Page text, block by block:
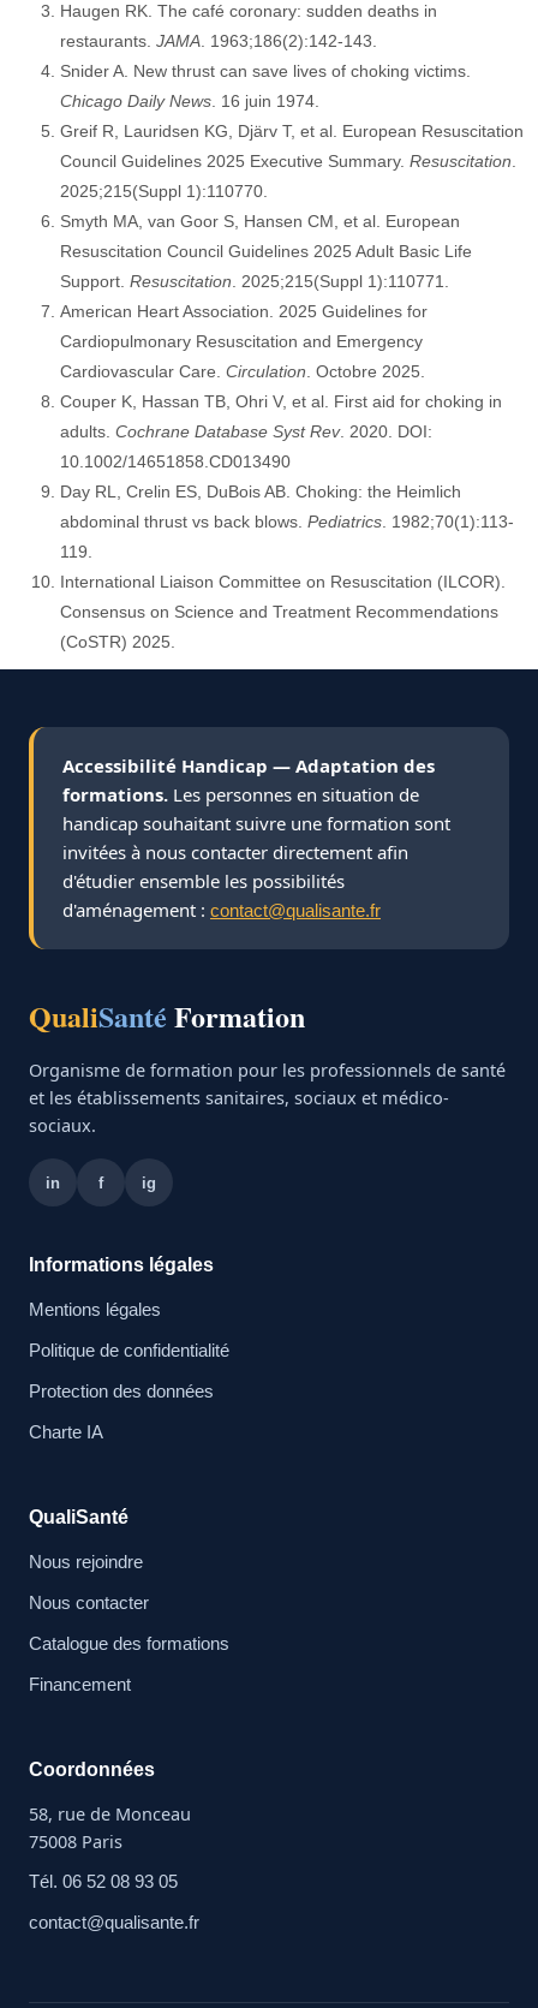
Haugen RK. The café coronary: sudden deaths in
restaurants. JAMA. 1963;186(2):142-143.
Snider A. New thrust can save lives of choking victims.
Chicago Daily News. 16 juin 1974.
Greif R, Lauridsen KG, Djärv T, et al. European Resuscitation
Council Guidelines 2025 Executive Summary. Resuscitation.
2025;215(Suppl 1):110770.
Smyth MA, van Goor S, Hansen CM, et al. European
Resuscitation Council Guidelines 2025 Adult Basic Life
Support. Resuscitation. 2025;215(Suppl 1):110771.
American Heart Association. 2025 Guidelines for
Cardiopulmonary Resuscitation and Emergency
Cardiovascular Care. Circulation. Octobre 2025.
Couper K, Hassan TB, Ohri V, et al. First aid for choking in
adults. Cochrane Database Syst Rev. 2020. DOI:
10.1002/14651858.CD013490
Day RL, Crelin ES, DuBois AB. Choking: the Heimlich
abdominal thrust vs back blows. Pediatrics. 1982;70(1):113-
119.
International Liaison Committee on Resuscitation (ILCOR).
Consensus on Science and Treatment Recommendations
(CoSTR) 2025.
Accessibilité Handicap — Adaptation des
formations. Les personnes en situation de
handicap souhaitant suivre une formation sont
invitées à nous contacter directement afin
d'étudier ensemble les possibilités
d'aménagement : contact@qualisante.fr
QualiSanté Formation
Organisme de formation pour les professionnels de santé
et les établissements sanitaires, sociaux et médico-
sociaux.
in f ig
Informations légales
Mentions légales
Politique de confidentialité
Protection des données
Charte IA
QualiSanté
Nous rejoindre
Nous contacter
Catalogue des formations
Financement
Coordonnées
58, rue de Monceau
75008 Paris
Tél. 06 52 08 93 05
contact@qualisante.fr